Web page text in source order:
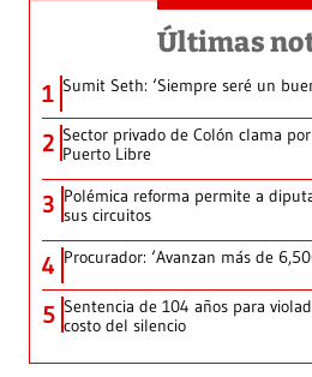
Últimas
1 Sumit Seth: ‘Siempre seré un
2 Sector privado de Colón clama
Puerto Libre
3 Polémica reforma permite a
sus circuitos
4 Procurador: ‘Avanzan más de
5 Sentencia de 104 años para
costo del silencio